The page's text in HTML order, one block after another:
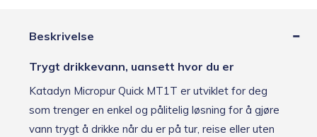
Beskrivelse
Trygt drikkevann, uansett hvor du er
Katadyn Micropur Quick MT1T er utviklet for deg
som trenger en enkel og pålitelig løsning for å gjøre
vann trygt å drikke når du er på tur, reise eller uten